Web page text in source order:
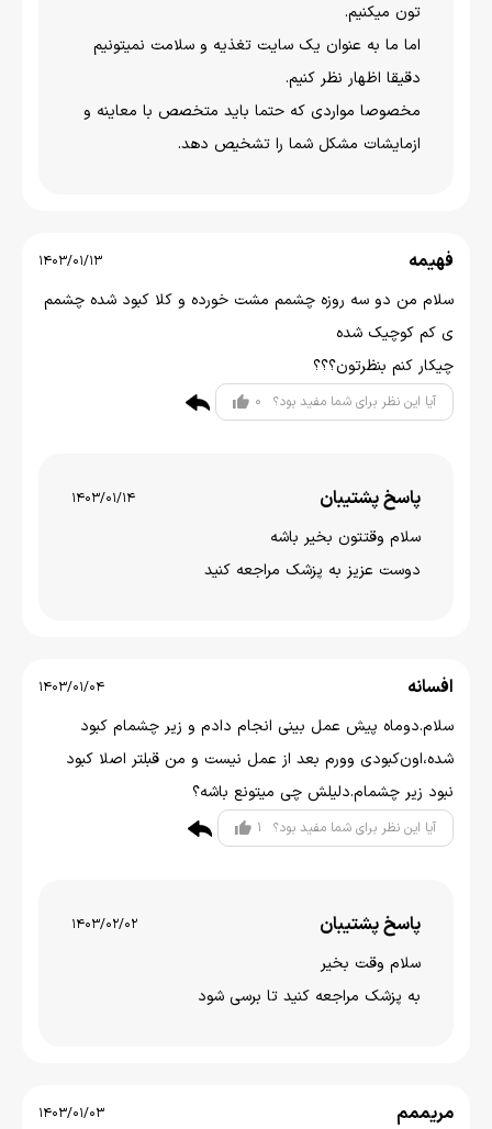
تون میکنیم.
اما ما به عنوان یک سایت تغذیه و سلامت نمیتونیم
دقیقا اظهار نظر کنیم.
مخصوصا مواردی که حتما باید متخصص با معاینه و
ازمایشات مشکل شما را تشخیص دهد.
فهیمه 1403/01/13
سلام من دو سه روزه چشمم مشت خورده و کلا کبود شده چشمم
ی کم کوچیک شده
چیکار کنم بنظرتون؟؟؟
آیا این نظر برای شما مفید بود؟ 0
پاسخ پشتیبان 1403/01/14
سلام وقتتون بخير باشه
دوست عزیز به پزشک مراجعه کنید
افسانه 1403/01/04
سلام.دوماه پیش عمل بینی انجام دادم و زیر چشمام کبود
شده،اون‌کبودی وورم بعد از عمل نیست و من قبلتر اصلا کبود
نبود زیر چشمام.دلیلش چی میتونع باشه؟
آیا این نظر برای شما مفید بود؟ 1
پاسخ پشتیبان 1403/02/02
سلام وقت بخیر
به پزشک مراجعه کنید تا برسی شود
مریممم 1403/01/03